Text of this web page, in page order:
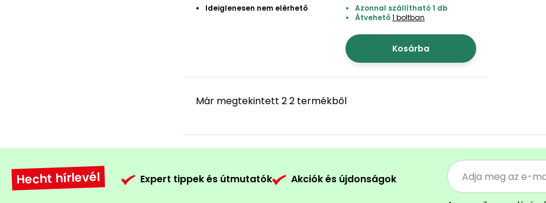
Ideiglenesen nem elérhető
Azonnal szállítható 1 db
Átvehető1 boltban
Kosárba
Már megtekintett 2 2 termékből
Hecht hírlevél Expert tippek és útmutatók Akciók és újdonságok